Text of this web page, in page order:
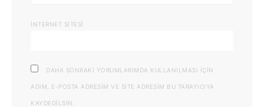
İNTERNET SITESI
DAHA SONRAKI YORUMLARIMDA KULLANILMASI IÇIN
ADIM, E-POSTA ADRESIM VE SITE ADRESIM BU TARAYICIYA
KAYDEDILSIN.